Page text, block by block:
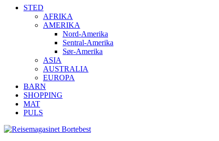
STED
AFRIKA
AMERIKA
Nord-Amerika
Sentral-Amerika
Sør-Amerika
ASIA
AUSTRALIA
EUROPA
BARN
SHOPPING
MAT
PULS